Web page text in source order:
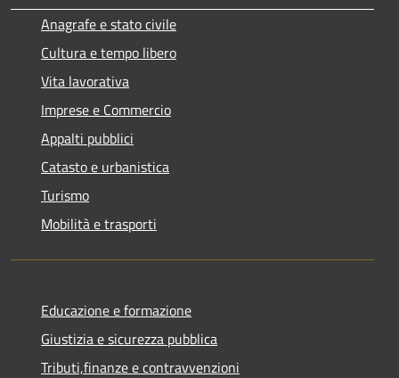
Anagrafe e stato civile
Cultura e tempo libero
Vita lavorativa
Imprese e Commercio
Appalti pubblici
Catasto e urbanistica
Turismo
Mobilità e trasporti
Educazione e formazione
Giustizia e sicurezza pubblica
Tributi,finanze e contravvenzioni